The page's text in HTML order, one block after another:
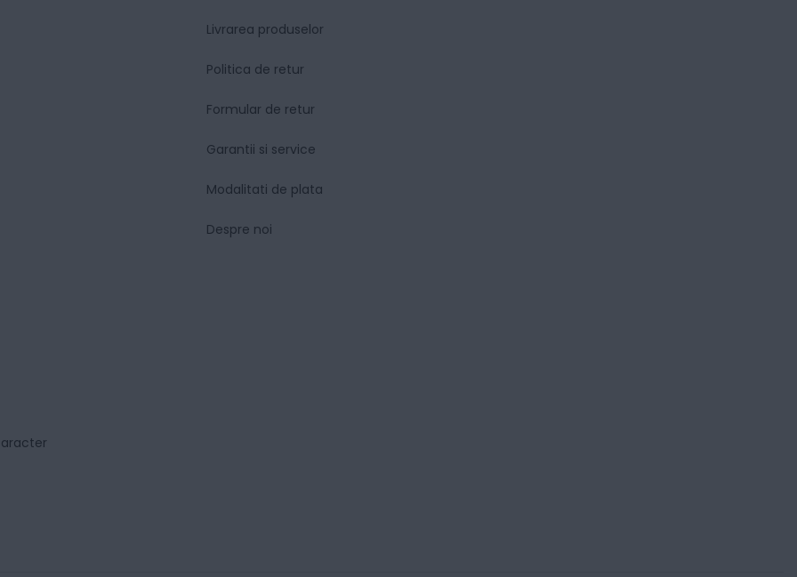
Livrarea produselor
Politica de retur
Formular de retur
Garantii si service
Modalitati de plata
Despre noi